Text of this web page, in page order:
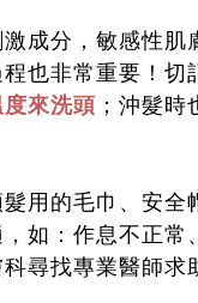
成分，敏感性肌
也非常重要！切
來洗頭 ；沖髮
用的毛巾、安全
如：作息不正常
尋找專業醫師求